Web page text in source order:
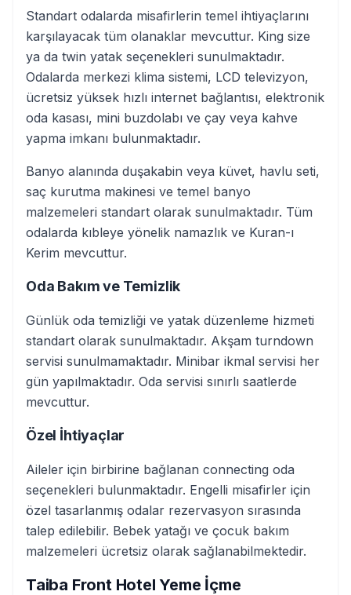
Standart odalarda misafirlerin temel ihtiyaçlarını
karşılayacak tüm olanaklar mevcuttur. King size
ya da twin yatak seçenekleri sunulmaktadır.
Odalarda merkezi klima sistemi, LCD televizyon,
ücretsiz yüksek hızlı internet bağlantısı, elektronik
oda kasası, mini buzdolabı ve çay veya kahve
yapma imkanı bulunmaktadır.
Banyo alanında duşakabin veya küvet, havlu seti,
saç kurutma makinesi ve temel banyo
malzemeleri standart olarak sunulmaktadır. Tüm
odalarda kıbleye yönelik namazlık ve Kuran-ı
Kerim mevcuttur.
Oda Bakım ve Temizlik
Günlük oda temizliği ve yatak düzenleme hizmeti
standart olarak sunulmaktadır. Akşam turndown
servisi sunulmamaktadır. Minibar ikmal servisi her
gün yapılmaktadır. Oda servisi sınırlı saatlerde
mevcuttur.
Özel İhtiyaçlar
Aileler için birbirine bağlanan connecting oda
seçenekleri bulunmaktadır. Engelli misafirler için
özel tasarlanmış odalar rezervasyon sırasında
talep edilebilir. Bebek yatağı ve çocuk bakım
malzemeleri ücretsiz olarak sağlanabilmektedir.
Taiba Front Hotel Yeme İçme